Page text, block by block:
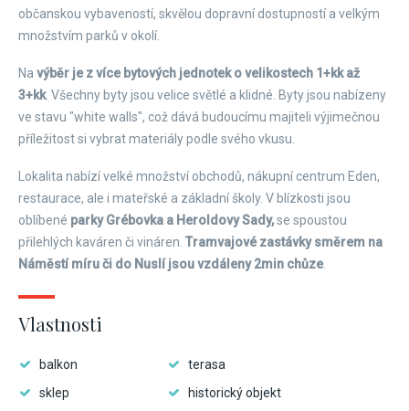
občanskou vybaveností, skvělou dopravní dostupností a velkým
množstvím parků v okolí.
Na výběr je z více bytových jednotek o velikostech 1+kk až
3+kk. Všechny byty jsou velice světlé a klidné. Byty jsou nabízeny
ve stavu "white walls", což dává budoucímu majiteli výjimečnou
příležitost si vybrat materiály podle svého vkusu.
Lokalita nabízí velké množství obchodů, nákupní centrum Eden,
restaurace, ale i mateřské a základní školy. V blízkosti jsou
oblíbené parky Grébovka a Heroldovy Sady,se spoustou
přilehlých kaváren či vináren. Tramvajové zastávky směrem na
Náměstí míru či do Nuslí jsou vzdáleny 2min chůze.
Vlastnosti
balkon
terasa
sklep
historický objekt